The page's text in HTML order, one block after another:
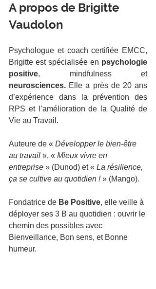
A propos de Brigitte
Vaudolon
Psychologue et coach certifiée EMCC,
Brigitte est spécialisée en psychologie
positive
, mindfulness et
neurosciences. Elle a près de 20 ans
d’expérience dans la prévention des
RPS et l’amélioration de la Qualité de
Vie au Travail.
Auteure de « Développer le bien-être
au travail », « Mieux vivre en
entreprise » (Dunod) et « La résilience,
ça se cultive au quotidien ! » (Mango).
Fondatrice de Be Positive, elle veille à
déployer ses 3 B au quotidien : ouvrir le
chemin des possibles avec
Bienveillance, Bon sens, et Bonne
humeur.